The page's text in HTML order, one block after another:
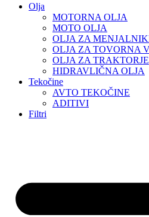
Olja
MOTORNA OLJA
MOTO OLJA
OLJA ZA
OLJA ZA TOVORNA
OLJA ZA TRAKTORJE
HIDRAVLIČNA OLJA
Tekočine
AVTO TEKOČINE
ADITIVI
Filtri